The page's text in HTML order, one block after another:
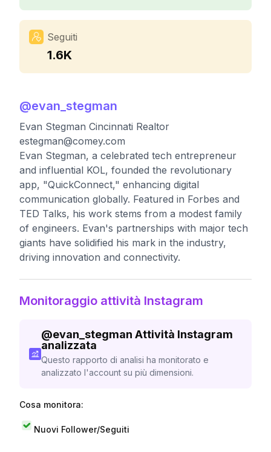
Seguiti
1.6K
@evan_stegman
Evan Stegman Cincinnati Realtor
estegman@comey.com
Evan Stegman, a celebrated tech entrepreneur
and influential KOL, founded the revolutionary
app, "QuickConnect," enhancing digital
communication globally. Featured in Forbes and
TED Talks, his work stems from a modest family
of engineers. Evan's partnerships with major tech
giants have solidified his mark in the industry,
driving innovation and connectivity.
Monitoraggio attività Instagram
@evan_stegman Attività Instagram
analizzata
Questo rapporto di analisi ha monitorato e
analizzato l'account su più dimensioni.
Cosa monitora:
Nuovi Follower/Seguiti